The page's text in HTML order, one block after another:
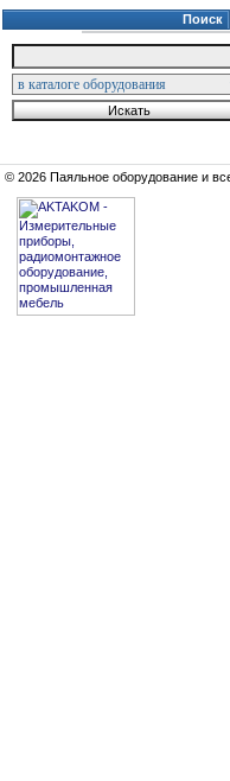
Поиск
© 2026 Паяльное оборудование и